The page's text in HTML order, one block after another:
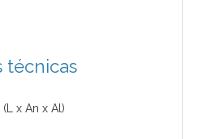
técnicas
x An x Al)